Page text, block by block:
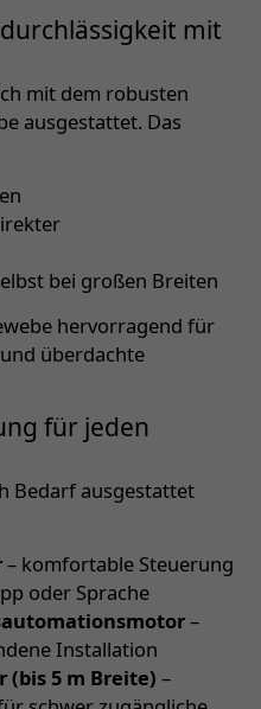
mit
mit dem robusten
ausgestattet. Das
bei großen Breiten
hervorragend für
überdachte
für jeden
Bedarf ausgestattet
– komfortable Steuerung
oder Sprache
–
Installation
(bis 5 m Breite) –